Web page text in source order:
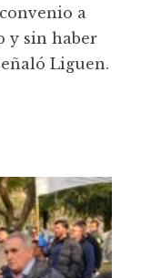
a
y sin haber
Liguen.